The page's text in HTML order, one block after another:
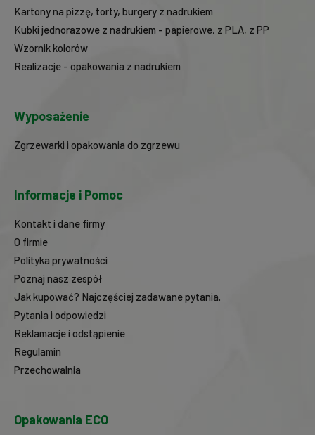
Kartony na pizzę, torty, burgery z nadrukiem
Kubki jednorazowe z nadrukiem - papierowe, z PLA, z PP
Wzornik kolorów
Realizacje - opakowania z nadrukiem
Wyposażenie
Zgrzewarki i opakowania do zgrzewu
Informacje i Pomoc
Kontakt i dane firmy
O firmie
Polityka prywatności
Poznaj nasz zespół
Jak kupować? Najczęściej zadawane pytania.
Pytania i odpowiedzi
Reklamacje i odstąpienie
Regulamin
Przechowalnia
Opakowania ECO